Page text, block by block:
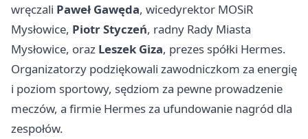
wręczali Paweł Gawęda, wicedyrektor MOSiR
Mysłowice, Piotr Styczeń, radny Rady Miasta
Mysłowice, oraz Leszek Giza, prezes spółki Hermes.
Organizatorzy podziękowali zawodniczkom za energię
i poziom sportowy, sędziom za pewne prowadzenie
meczów, a firmie Hermes za ufundowanie nagród dla
zespołów.